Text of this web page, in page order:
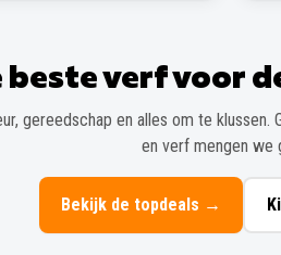
beste verf voor
gereedschap en alles om te
en verf mengen we
Bekijk de topdeals →